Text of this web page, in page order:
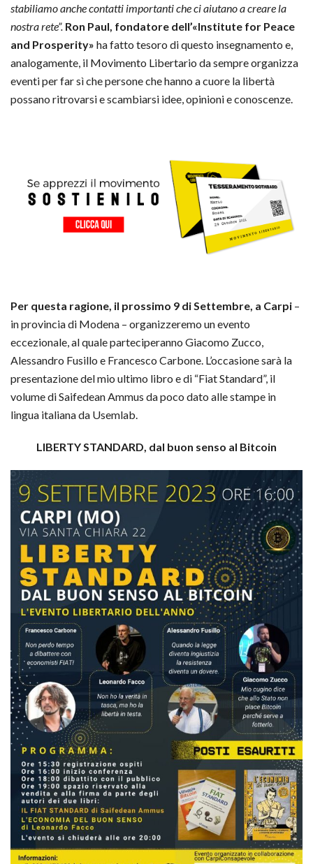
stabiliamo anche contatti importanti che ci aiutano a creare la
nostra rete”. Ron Paul, fondatore dell’«Institute for Peace
and Prosperity» ha fatto tesoro di questo insegnamento e,
analogamente, il Movimento Libertario da sempre organizza
eventi per far sì che persone che hanno a cuore la libertà
possano ritrovarsi e scambiarsi idee, opinioni e conoscenze.
Per questa ragione, il prossimo 9 di Settembre, a Carpi –
in provincia di Modena – organizzeremo un evento
eccezionale, al quale parteciperanno Giacomo Zucco,
Alessandro Fusillo e Francesco Carbone. L’occasione sarà la
presentazione del mio ultimo libro e di “Fiat Standard”, il
volume di Saifedean Ammus da poco dato alle stampe in
lingua italiana da Usemlab.
LIBERTY STANDARD, dal buon senso al Bitcoin